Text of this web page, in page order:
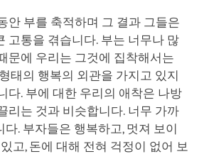
안 부를 축적하며 그 결과 그들은
고통을 겪습니다. 부는 너무나 많
문에 우리는 그것에 집착해서는
태의 행복의 외관을 가지고 있지
다. 부에 대한 우리의 애착은 나방
리는 것과 비슷합니다. 너무 가까
. 부자들은 행복하고, 멋져 보이
고, 돈에 대해 전혀 걱정이 없어 보